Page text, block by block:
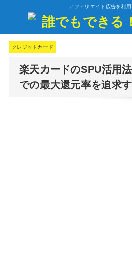
アフィリエイト広告を利
クレジットカード
楽天カードのSPU活用
での最大還元率を追求